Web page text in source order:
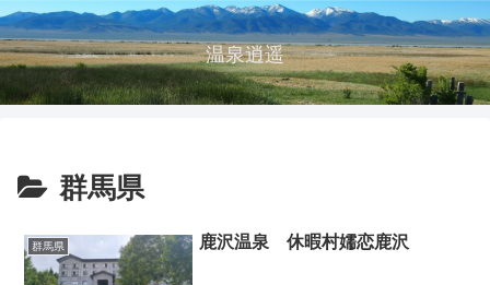
温泉逍遥
群馬県
群馬県 鹿沢温泉 休暇村嬬恋鹿沢